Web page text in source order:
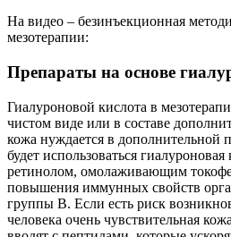
На видео – безинъекционная
мезотерапии:
Препараты на основе
Гиалуроновой кислота в
чистом виде или в составе
кожа нуждается в дополнительной
будет использоваться
ретинолом, омолаживающим
повышения иммунных свойств
группы В. Если есть риск
человека очень чувствительная